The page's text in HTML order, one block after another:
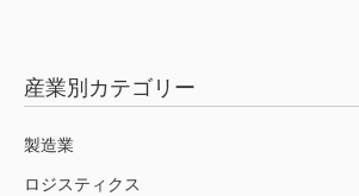
産業別カテゴリー
製造業
ロジスティクス